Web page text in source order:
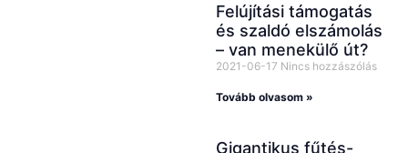
Felújítási támogatás
és szaldó elszámolás
– van menekülő út?
2021-06-17 Nincs hozzászólás
Tovább olvasom »
Gigantikus fűtés-